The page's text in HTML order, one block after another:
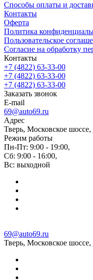
Способы оплаты и
Контакты
Оферта
Политика
Пользовательское
Согласие на обработку
Контакты
+7 (4822) 63-33-00
+7 (4822) 63-33-00
+7 (4822) 63-33-00
Заказать звонок
E-mail
69@auto69.ru
Адрес
Тверь, Московское
Режим работы
Пн-Пт: 9:00 - 19:00,
Сб: 9:00 - 16:00,
Вс: выходной
69@auto69.ru
Тверь, Московское